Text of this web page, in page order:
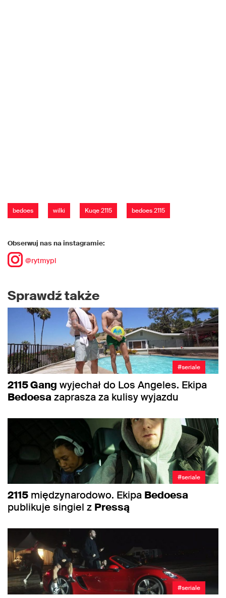
bedoes wilki Kuqe 2115 bedoes 2115
Obserwuj nas na instagramie:
@rytmypl
Sprawdź także
#seriale
2115 Gang wyjechał do Los Angeles. Ekipa
Bedoesazaprasza za kulisy wyjazdu
#seriale
2115 międzynarodowo. Ekipa Bedoesa
publikuje singiel z Pressą
#seriale